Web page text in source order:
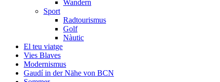
Wandern
Sport
Radtourismus
Golf
Nàutic
El teu viatge
Vies Blaves
Modernismus
Gaudí in der Nähe von BCN